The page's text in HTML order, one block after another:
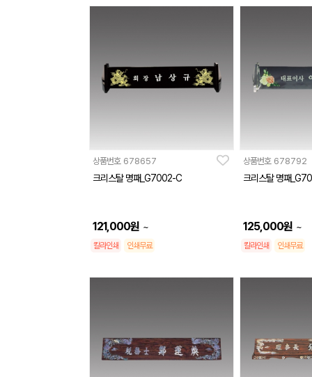
상품번호 678657
크리스탈 명패_G7002-C
121,000원 ~
칼라인쇄 인쇄무료
상품번호 678792
크리스탈 명패
125,000원 ~
칼라인쇄 인쇄무료